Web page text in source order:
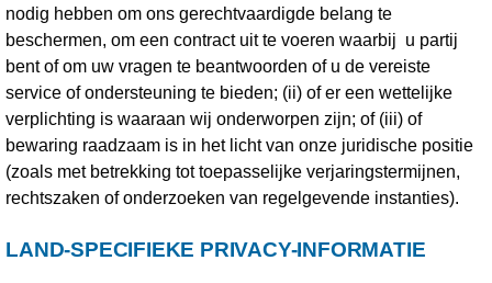
nodig hebben om ons gerechtvaardigde belang te
beschermen, om een contract uit te voeren waarbij u partij
bent of om uw vragen te beantwoorden of u de vereiste
service of ondersteuning te bieden; (ii) of er een wettelijke
verplichting is waaraan wij onderworpen zijn; of (iii) of
bewaring raadzaam is in het licht van onze juridische positie
(zoals met betrekking tot toepasselijke verjaringstermijnen,
rechtszaken of onderzoeken van regelgevende instanties).
LAND-SPECIFIEKE PRIVACY-INFORMATIE